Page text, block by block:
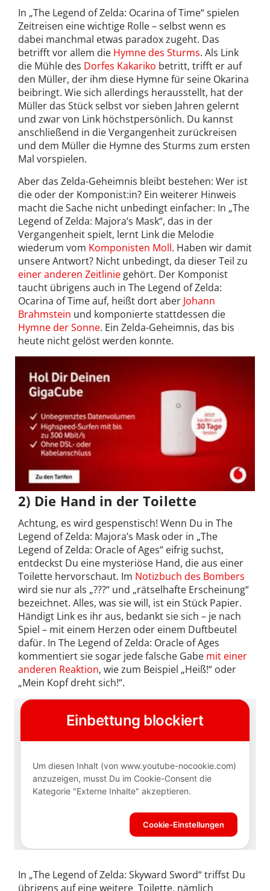
In „The Legend of Zelda: Ocarina of Time“ spielen
Zeitreisen eine wichtige Rolle – selbst wenn es
dabei manchmal etwas paradox zugeht. Das
betrifft vor allem die Hymne des Sturms. Als Link
die Mühle des Dorfes Kakariko betritt, trifft er auf
den Müller, der ihm diese Hymne für seine Okarina
beibringt. Wie sich allerdings herausstellt, hat der
Müller das Stück selbst vor sieben Jahren gelernt
und zwar von Link höchstpersönlich. Du kannst
anschließend in die Vergangenheit zurückreisen
und dem Müller die Hymne des Sturms zum ersten
Mal vorspielen.
Aber das Zelda-Geheimnis bleibt bestehen: Wer ist
die oder der Komponist:in? Ein weiterer Hinweis
macht die Sache nicht unbedingt einfacher: In „The
Legend of Zelda: Majora’s Mask“, das in der
Vergangenheit spielt, lernt Link die Melodie
wiederum vom Komponisten Moll. Haben wir damit
unsere Antwort? Nicht unbedingt, da dieser Teil zu
einer anderen Zeitlinie gehört. Der Komponist
taucht übrigens auch in The Legend of Zelda:
Ocarina of Time auf, heißt dort aber Johann
Brahmstein und komponierte stattdessen die
Hymne der Sonne. Ein Zelda-Geheimnis, das bis
heute nicht gelöst werden konnte.
2) Die Hand in der Toilette
Achtung, es wird gespenstisch! Wenn Du in The
Legend of Zelda: Majora’s Mask oder in „The
Legend of Zelda: Oracle of Ages“ eifrig suchst,
entdeckst Du eine mysteriöse Hand, die aus einer
Toilette hervorschaut. Im Notizbuch des Bombers
wird sie nur als „???“ und „rätselhafte Erscheinung“
bezeichnet. Alles, was sie will, ist ein Stück Papier.
Händigt Link es ihr aus, bedankt sie sich – je nach
Spiel – mit einem Herzen oder einem Duftbeutel
dafür. In The Legend of Zelda: Oracle of Ages
kommentiert sie sogar jede falsche Gabe mit einer
anderen Reaktion, wie zum Beispiel „Heiß!“ oder
„Mein Kopf dreht sich!“.
In „The Legend of Zelda: Skyward Sword“ triffst Du
übrigens auf eine weitere Toilette, nämlich